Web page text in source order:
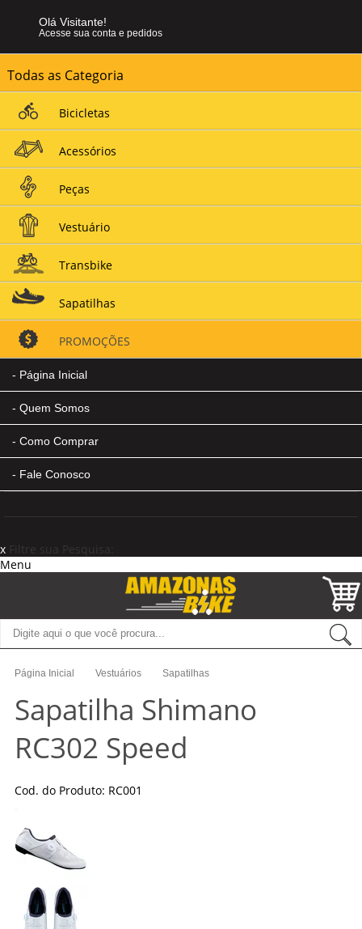
Olá Visitante!
Acesse sua conta e pedidos
Todas as Categoria
Bicicletas
Acessórios
Peças
Vestuário
Transbike
Sapatilhas
PROMOÇÕES
Página Inicial
Quem Somos
Como Comprar
Fale Conosco
x Filtre sua Pesquisa:
Menu
Página Inicial Vestuários Sapatilhas
Sapatilha Shimano
RC302 Speed
Cod. do Produto: RC001